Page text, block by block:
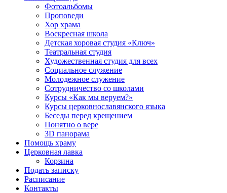
Фотоальбомы
Проповеди
Хор храма
Воскресная школа
Детская хоровая студия «Ключ»
Театральная студия
Х​удожественная студия для всех
Социальное служение
Молодежное служение
Сотрудничество со школами
Курсы «Как мы веруем?»
Курсы церковнославянского языка
Беседы перед крещением
Понятно о вере
3D панорама
Помощь храму
Церковная лавка
Корзина
Подать записку
Расписание
Контакты